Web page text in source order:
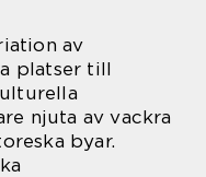
av
platser till
njuta av vackra
byar.